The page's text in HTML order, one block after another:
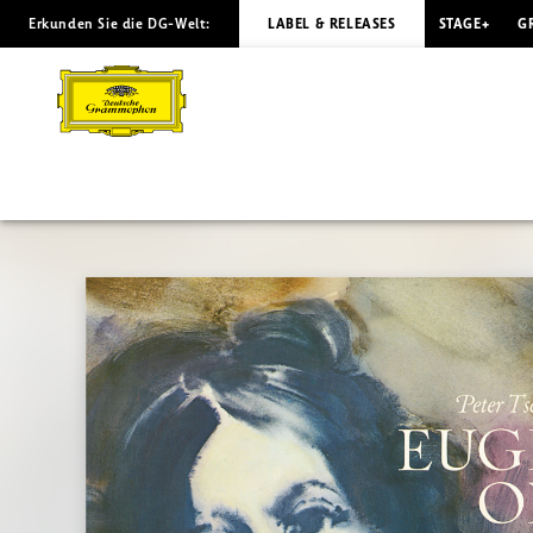
TCHAIKOVSKY
Eugen
(Highlights)
Gerdes
Deutsche
Grammophon
Erkunden Sie die DG-Welt: LABEL & RELEASES STAGE+